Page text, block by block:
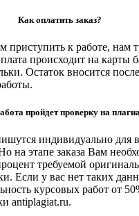
Как оплатить заказ?
приступить к работе, нам
происходит на карты
Остаток вносится
пройдет проверку на
индивидуально для
на этапе заказа Вам
требуемой
Если у вас нет таких
курсовых работ от
antiplagiat.ru.